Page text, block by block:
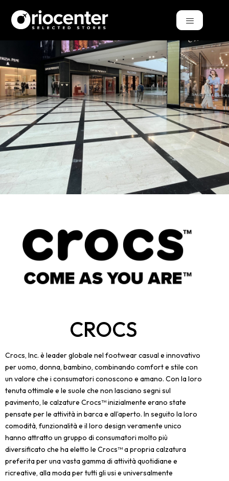
CROCS
Crocs, Inc. è leader globale nel footwear casual e innovativo
per uomo, donna, bambino, combinando comfort e stile con
un valore che i consumatori conoscono e amano. Con la loro
tenuta ottimale e le suole che non lasciano segni sul
pavimento, le calzature Crocs™ inizialmente erano state
pensate per le attività in barca e all’aperto. In seguito la loro
comodità, funzionalità e il loro design veramente unico
hanno attratto un gruppo di consumatori molto più
diversificato che ha eletto le Crocs™ a propria calzatura
preferita per una vasta gamma di attività quotidiane e
ricreative, alla moda per tutti gli usi e universalmente